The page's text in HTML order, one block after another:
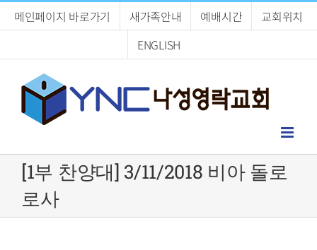
메인페이지 바로가기 새가족안내 예배시간
교회위치
ENGLISH
[1부 찬양대] 3/11/2018 비아 돌로
로사